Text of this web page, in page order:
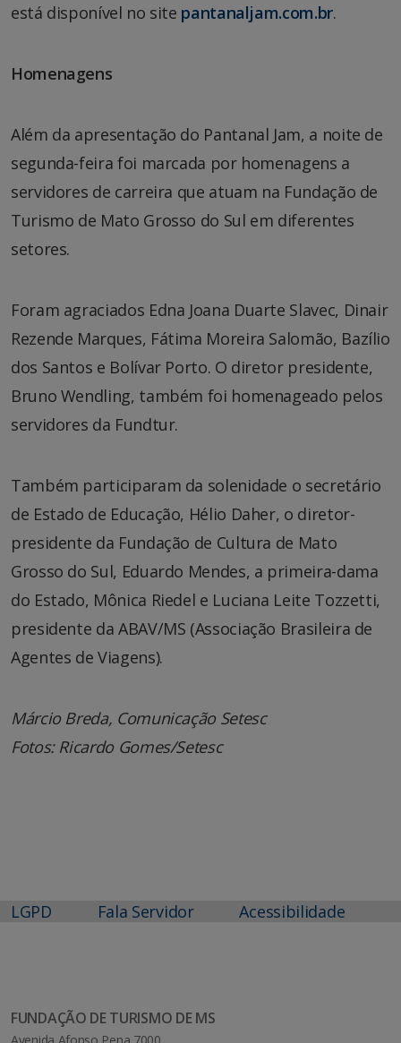
está disponível no site pantanaljam.com.br.
Homenagens
Além da apresentação do Pantanal Jam, a noite de
segunda-feira foi marcada por homenagens a
servidores de carreira que atuam na Fundação de
Turismo de Mato Grosso do Sul em diferentes
setores.
Foram agraciados Edna Joana Duarte Slavec, Dinair
Rezende Marques, Fátima Moreira Salomão, Bazílio
dos Santos e Bolívar Porto. O diretor presidente,
Bruno Wendling, também foi homenageado pelos
servidores da Fundtur.
Também participaram da solenidade o secretário
de Estado de Educação, Hélio Daher, o diretor-
presidente da Fundação de Cultura de Mato
Grosso do Sul, Eduardo Mendes, a primeira-dama
do Estado, Mônica Riedel e Luciana Leite Tozzetti,
presidente da ABAV/MS (Associação Brasileira de
Agentes de Viagens).
Márcio Breda, Comunicação Setesc
Fotos: Ricardo Gomes/Setesc
LGPD Fala Servidor Acessibilidade
FUNDAÇÃO DE TURISMO DE MS